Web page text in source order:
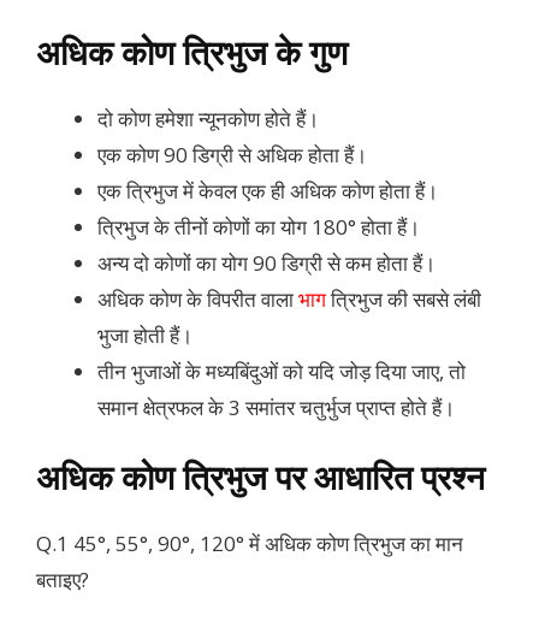
अधिक कोण त्रिभुज के गुण
दो कोण हमेशा न्यूनकोण होते हैं।
एक कोण 90 डिग्री से अधिक होता हैं।
एक त्रिभुज में केवल एक ही अधिक कोण होता हैं।
त्रिभुज के तीनों कोणों का योग 180° होता हैं।
अन्य दो कोणों का योग 90 डिग्री से कम होता हैं।
अधिक कोण के विपरीत वालाभागत्रिभुज की सबसे लंबी
भुजा होती हैं।
तीन भुजाओं के मध्यबिंदुओं को यदि जोड़ दिया जाए, तो
समान क्षेत्रफल के 3 समांतर चतुर्भुज प्राप्त होते हैं।
अधिक कोण त्रिभुज पर आधारित प्रश्न
Q.1 45°, 55°, 90°, 120°मेंअधिक कोण त्रिभुज का मान
बताइए?